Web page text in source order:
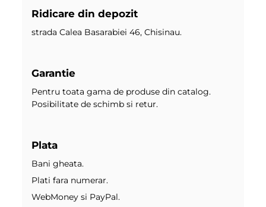
Ridicare din depozit
strada Calea Basarabiei 46, Chisinau.
Garantie
Pentru toata gama de produse din catalog.
Posibilitate de schimb si retur.
Plata
Bani gheata.
Plati fara numerar.
WebMoney si PayPal.